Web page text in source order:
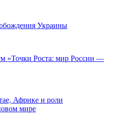
Украины
«Точки Роста: мир России —
Африке и роли
мире